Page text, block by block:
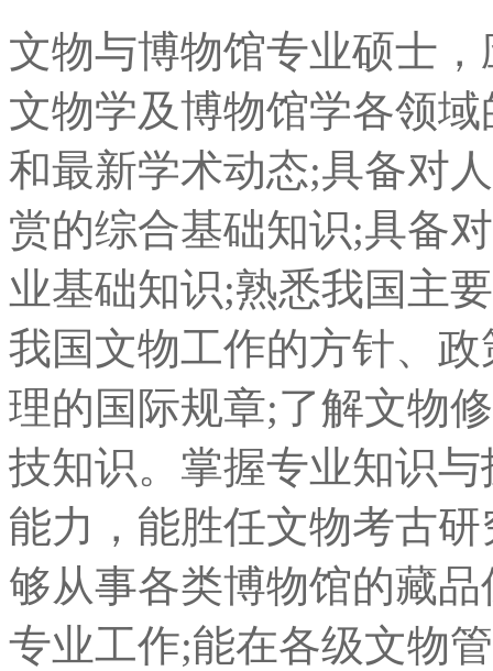
文物与博物馆专业硕士
文物学及博物馆学各领
和最新学术动态;具备对
赏的综合基础知识;具备
业基础知识;熟悉我国主
我国文物工作的方针、
理的国际规章;了解文物
技知识。掌握专业知识
能力，能胜任文物考古
够从事各类博物馆的藏
专业工作;能在各级文物